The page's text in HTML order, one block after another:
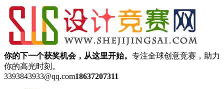
你的下一个获奖机会，从这里开始。 专注全球创意竞赛，助力
你的高光时刻。
3393843933@qq.com18637207311